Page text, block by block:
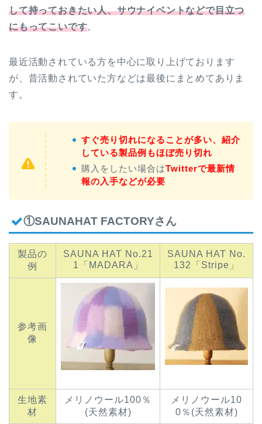
して持っておきたい人、サウナイベントなどで目立つ
にもってこいです。
最近活動されている方を中心に取り上げております
が、昔活動されていた方などは最後にまとめてありま
す。
すぐ売り切れになることが多い、紹介
している製品例もほぼ売り切れ
購入をしたい場合はTwitterで最新情
報の入手などが必要
①SAUNAHAT FACTORYさん
製品の
例
SAUNA HAT No.21
1「MADARA」
SAUNA HAT No.
132「Stripe」
参考画
像
生地素
材
メリノウール100％
(天然素材)
メリノウール10
0％(天然素材)